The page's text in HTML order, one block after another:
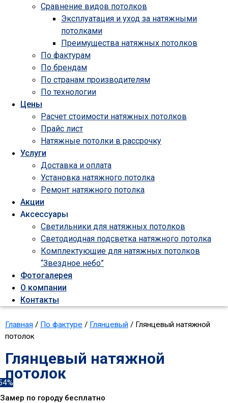
Сравнение видов потолков
Эксплуатация и уход за натяжными
потолками
Преимущества натяжных потолков
По фактурам
По брендам
По странам производителям
По технологии
Цены
Расчет стоимости натяжных потолков
Прайс лист
Натяжные потолки в рассрочку
Услуги
Доставка и оплата
Установка натяжного потолка
Ремонт натяжного потолка
Акции
Аксессуары
Светильники для натяжных потолков
Светодиодная подсветка натяжного потолка
Комплектующие для натяжных потолков
“Звездное небо”
Фотогалерея
О компании
Контакты
Главная / По фактуре / Глянцевый / Глянцевый натяжной
потолок
Глянцевый натяжной
потолок
Замер по городу бесплатно​